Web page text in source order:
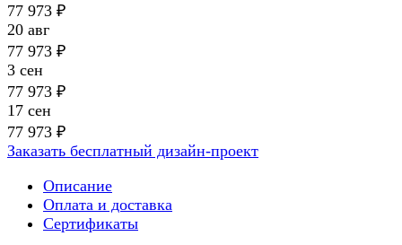
77 973 ₽
20 авг
77 973 ₽
3 сен
77 973 ₽
17 сен
77 973 ₽
Заказать бесплатный дизайн-проект
Описание
Оплата и доставка
Сертификаты